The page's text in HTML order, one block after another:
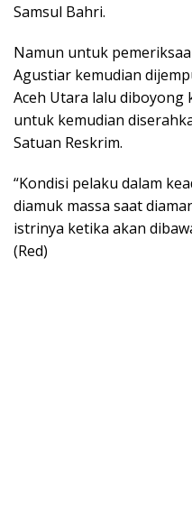
Samsul Bahri.
Namun untuk
Agustiar kemudian
Aceh Utara lalu diboyong
untuk kemudian
Satuan Reskrim.
“Kondisi pelaku dalam
diamuk massa saat
istrinya ketika akan
(Red)